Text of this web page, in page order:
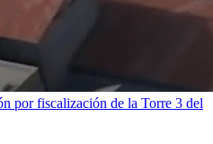
por fiscalización de la Torre 3 del